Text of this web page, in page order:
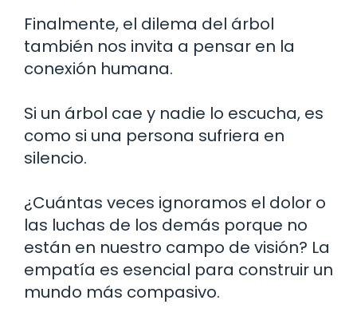
Finalmente, el dilema del árbol
también nos invita a pensar en la
conexión humana.
Si un árbol cae y nadie lo escucha, es
como si una persona sufriera en
silencio.
¿Cuántas veces ignoramos el dolor o
las luchas de los demás porque no
están en nuestro campo de visión? La
empatía es esencial para construir un
mundo más compasivo.